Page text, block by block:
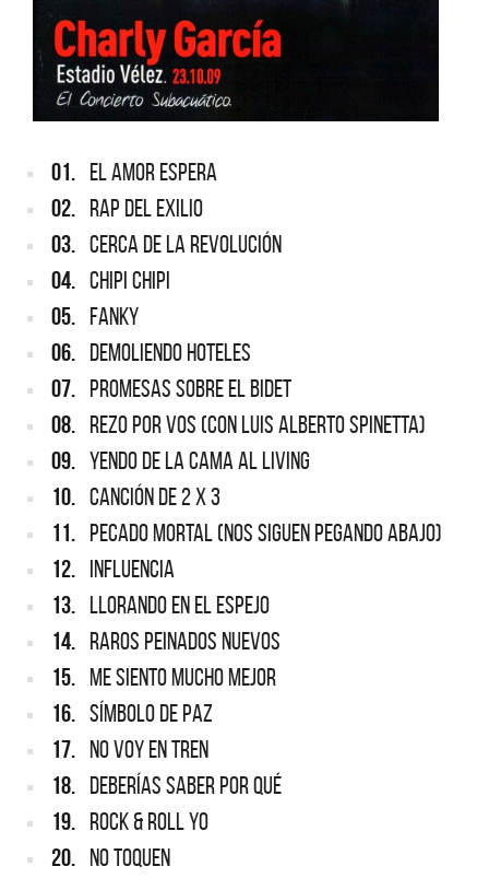
01. EL AMOR ESPERA
02. RAP DEL EXILIO
03. CERCA DE LA REVOLUCIÓN
04. CHIPI CHIPI
05. FANKY
06. DEMOLIENDO HOTELES
07. PROMESAS SOBRE EL BIDET
08. REZO POR VOS (CON LUIS ALBERTO SPINETTA)
09. YENDO DE LA CAMA AL LIVING
10. CANCIÓN DE 2 x 3
11. PECADO MORTAL (NOS SIGUEN PEGANDO ABAJO)
12. INFLUENCIA
13. LLORANDO EN EL ESPEJO
14. RAROS PEINADOS NUEVOS
15. ME SIENTO MUCHO MEJOR
16. SÍMBOLO DE PAZ
17. NO VOY EN TREN
18. DEBERÍAS SABER POR QUÉ
19. ROCK & ROLL YO
20. NO TOQUEN